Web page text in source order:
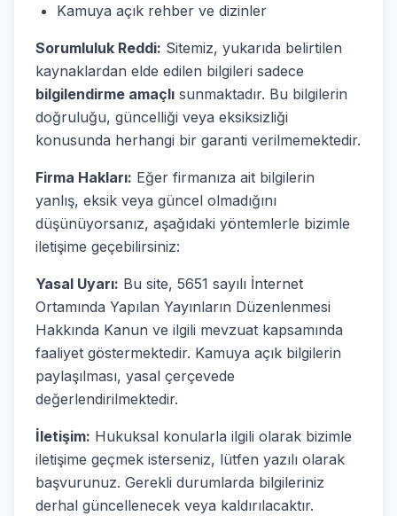
Kamuya açık rehber ve dizinler
Sorumluluk Reddi: Sitemiz, yukarıda belirtilen
kaynaklardan elde edilen bilgileri sadece
bilgilendirme amaçlı sunmaktadır. Bu bilgilerin
doğruluğu, güncelliği veya eksiksizliği
konusunda herhangi bir garanti verilmemektedir.
Firma Hakları: Eğer firmanıza ait bilgilerin
yanlış, eksik veya güncel olmadığını
düşünüyorsanız, aşağıdaki yöntemlerle bizimle
iletişime geçebilirsiniz:
Yasal Uyarı: Bu site, 5651 sayılı İnternet
Ortamında Yapılan Yayınların Düzenlenmesi
Hakkında Kanun ve ilgili mevzuat kapsamında
faaliyet göstermektedir. Kamuya açık bilgilerin
paylaşılması, yasal çerçevede
değerlendirilmektedir.
İletişim: Hukuksal konularla ilgili olarak bizimle
iletişime geçmek isterseniz, lütfen yazılı olarak
başvurunuz. Gerekli durumlarda bilgileriniz
derhal güncellenecek veya kaldırılacaktır.